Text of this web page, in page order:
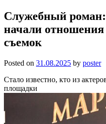
Служебный
начали
съемок
Posted on 31.08.2025 by poster
Стало известно, кто из
площадки